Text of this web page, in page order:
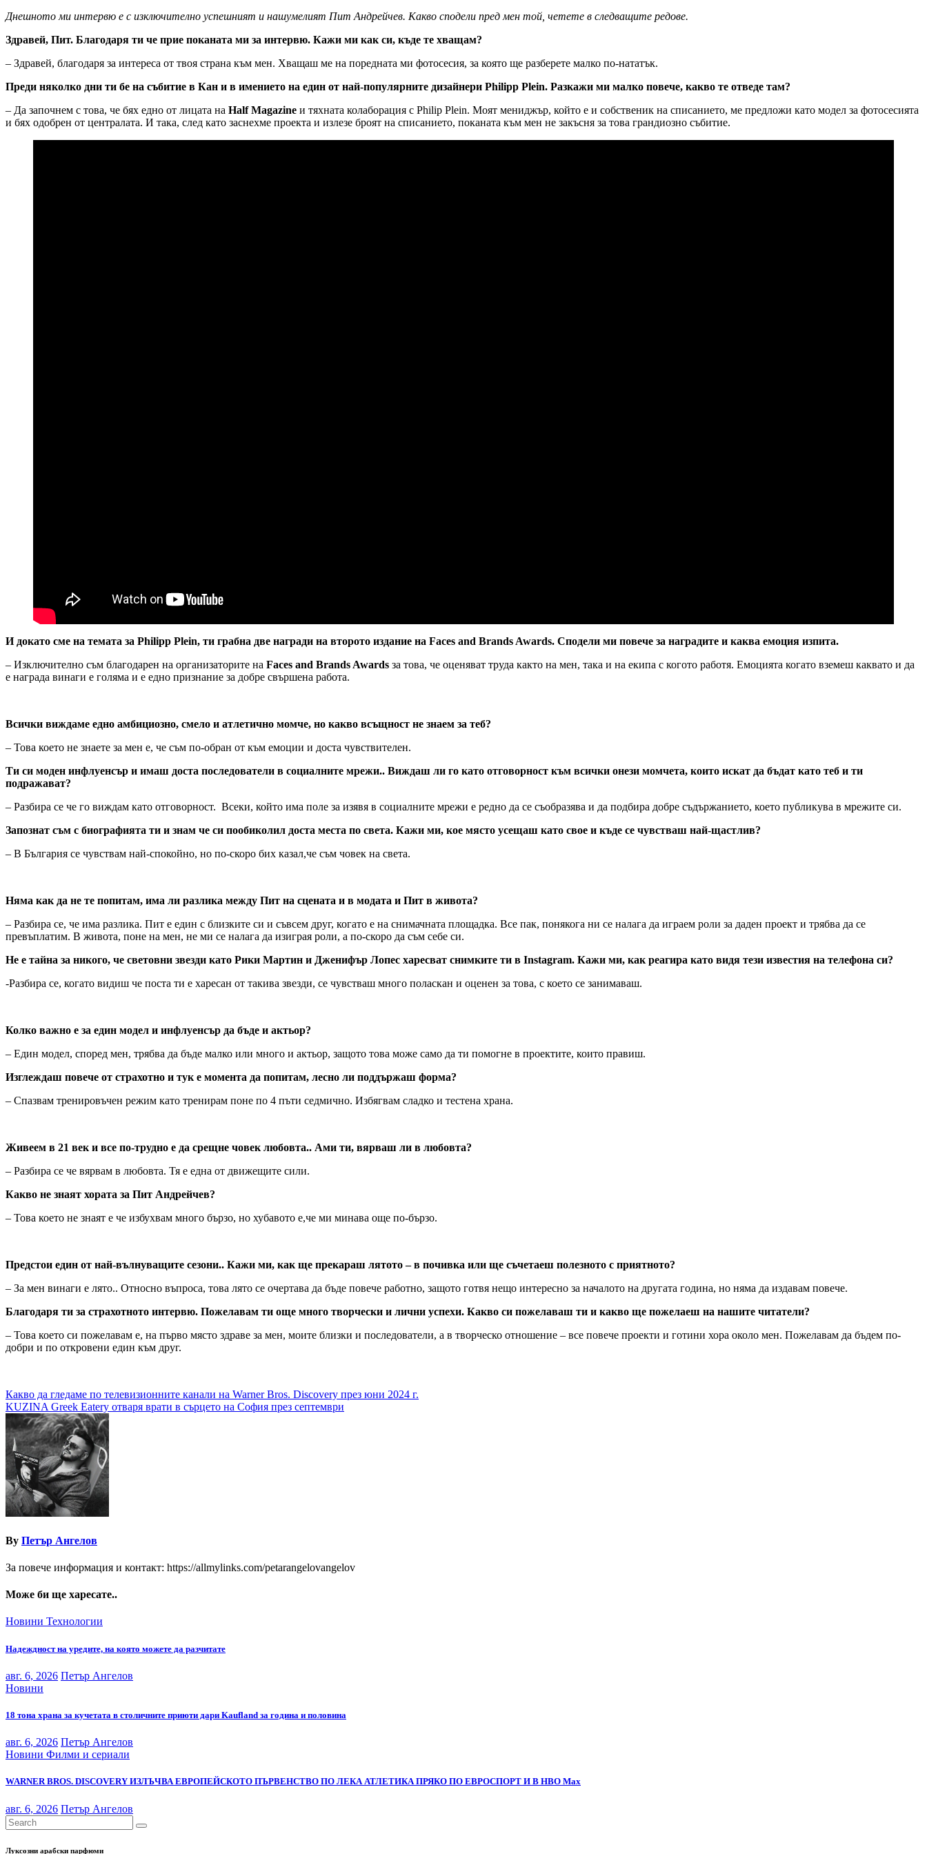
Днешното ми интервю е с изключително успешният и нашумелият Пит Андрейчев. Какво сподели пред мен той, четете в следващите редове.
Здравей, Пит. Благодаря ти че прие поканата ми за интервю. Кажи ми как си, къде те хващам?
– Здравей, благодаря за интереса от твоя страна към мен. Хващаш ме на поредната ми фотосесия, за която ще разберете малко по-нататък.
Преди няколко дни ти бе на събитие в Кан и в имението на един от най-популярните дизайнери Philipp Plein. Разкажи ми малко повече, какво те отведе там?
– Да започнем с това, че бях едно от лицата на Half Magazine и тяхната колаборация с Philip Plein. Моят мениджър, който е и собственик на списанието, ме предложи като модел за фотосесията
и бях одобрен от централата. И така, след като заснехме проекта и излезе броят на списанието, поканата към мен не закъсня за това грандиозно събитие.
И докато сме на темата за Philipp Plein, ти грабна две награди на второто издание на Faces and Brands Awards. Сподели ми повече за наградите и каква емоция изпита.
– Изключително съм благодарен на организаторите на Faces and Brands Awards за това, че оценяват труда както на мен, така и на екипа с когото работя. Емоцията когато вземеш каквато и да
е награда винаги е голяма и е едно признание за добре свършена работа.
Всички виждаме едно амбициозно, смело и атлетично момче, но какво всъщност не знаем за теб?
– Това което не знаете за мен е, че съм по-обран от към емоции и доста чувствителен.
Ти си моден инфлуенсър и имаш доста последователи в социалните мрежи.. Виждаш ли го като отговорност към всички онези момчета, които искат да бъдат като теб и ти
подражават?
– Разбира се че го виждам като отговорност. Всеки, който има поле за изявя в социалните мрежи е редно да се съобразява и да подбира добре съдържанието, което публикува в мрежите си.
Запознат съм с биографията ти и знам че си пообиколил доста места по света. Кажи ми, кое място усещаш като свое и къде се чувстваш най-щастлив?
– В България се чувствам най-спокойно, но по-скоро бих казал,че съм човек на света.
Няма как да не те попитам, има ли разлика между Пит на сцената и в модата и Пит в живота?
– Разбира се, че има разлика. Пит е един с близките си и съвсем друг, когато е на снимачната площадка. Все пак, понякога ни се налага да играем роли за даден проект и трябва да се
превъплатим. В живота, поне на мен, не ми се налага да изиграя роли, а по-скоро да съм себе си.
Не е тайна за никого, че световни звезди като Рики Мартин и Дженифър Лопес харесват снимките ти в Instagram. Кажи ми, как реагира като видя тези известия на телефона си?
-Разбира се, когато видиш че поста ти е харесан от такива звезди, се чувстваш много поласкан и оценен за това, с което се занимаваш.
Колко важно е за един модел и инфлуенсър да бъде и актьор?
– Един модел, според мен, трябва да бъде малко или много и актьор, защото това може само да ти помогне в проектите, които правиш.
Изглеждаш повече от страхотно и тук е момента да попитам, лесно ли поддържаш форма?
– Спазвам тренировъчен режим като тренирам поне по 4 пъти седмично. Избягвам сладко и тестена храна.
Живеем в 21 век и все по-трудно е да срещне човек любовта.. Ами ти, вярваш ли в любовта?
– Разбира се че вярвам в любовта. Тя е една от движещите сили.
Какво не знаят хората за Пит Андрейчев?
– Това което не знаят е че избухвам много бързо, но хубавото е,че ми минава още по-бързо.
Предстои един от най-вълнуващите сезони.. Кажи ми, как ще прекараш лятото – в почивка или ще съчетаеш полезното с приятното?
– За мен винаги е лято.. Относно въпроса, това лято се очертава да бъде повече работно, защото готвя нещо интересно за началото на другата година, но няма да издавам повече.
Благодаря ти за страхотното интервю. Пожелавам ти още много творчески и лични успехи. Какво си пожелаваш ти и какво ще пожелаеш на нашите читатели?
– Това което си пожелавам е, на първо място здраве за мен, моите близки и последователи, а в творческо отношение – все повече проекти и готини хора около мен. Пожелавам да бъдем по-
добри и по откровени един към друг.
Навигация
Какво да гледаме по телевизионните канали на Warner Bros. Discovery през юни 2024 г.
KUZINA Greek Eatery отваря врати в сърцето на София през септември
By Петър Ангелов
За повече информация и контакт: https://allmylinks.com/petarangelovangelov
Може би ще харесате..
Новини Технологии
Надеждност на уредите, на която можете да разчитате
авг. 6, 2026 Петър Ангелов
Новини
18 тона храна за кучетата в столичните приюти дари Kaufland за година и половина
авг. 6, 2026 Петър Ангелов
Новини Филми и сериали
WARNER BROS. DISCOVERY ИЗЛЪЧВА ЕВРОПЕЙСКОТО ПЪРВЕНСТВО ПО ЛЕКА АТЛЕТИКА ПРЯКО ПО ЕВРОСПОРТ И В НВО Мах
авг. 6, 2026 Петър Ангелов
Луксозни арабски парфюми